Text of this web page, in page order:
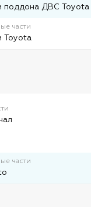
поддона ДВС Toyota
части
Toyota
части